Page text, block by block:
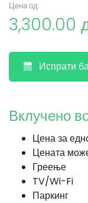
Цена од:
3,300.00
Испрати
Вклучено
Цена за
Цената
Греење
TV/Wi-Fi
Паркинг